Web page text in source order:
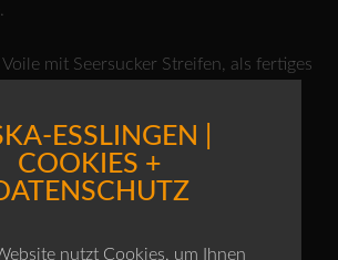
mit Seersucker Streifen, als fertiges
für einen schönen Farbeffekt.
in der Färbung sind ein
und keine Mängel. Das Material
gefärbt. 100% Naturfasern,
Rohstoffe.
ESSLINGEN |
COOKIES +
nutzt Cookies, um Ihnen